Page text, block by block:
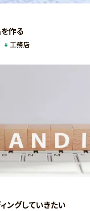
作る
工務店
ングしていきたい